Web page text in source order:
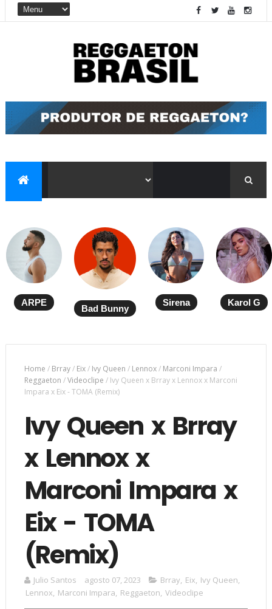
ARPE
Bad Bunny
Sirena Karol G
Home / Brray/ Eix/ Ivy Queen / Lennox/ Marconi Impara /
Reggaeton /Videoclipe / Ivy Queen x Brray x Lennox x Marconi
Impara x Eix - TOMA (Remix)
Ivy Queen x Brray
x Lennox x
Marconi Impara x
Eix - TOMA
(Remix)
Julio Santos agosto 07, 2023 Brray, Eix, Ivy Queen,
Lennox, Marconi Impara, Reggaeton, Videoclipe